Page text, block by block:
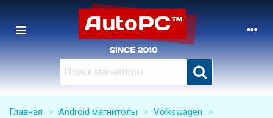
Главная > Android магнитолы > Volkswagen
>